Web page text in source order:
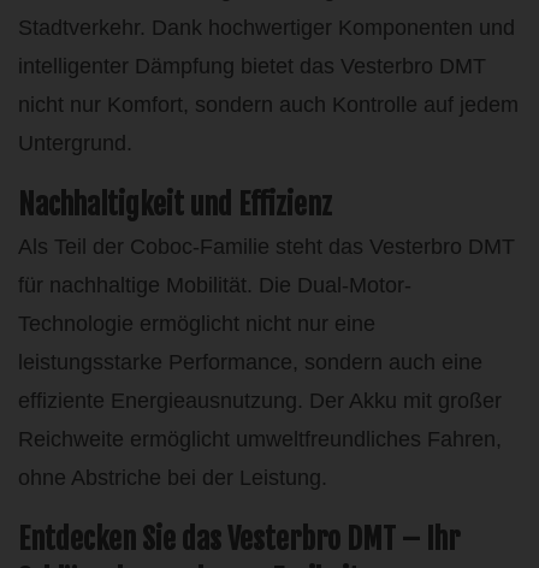
Stadtverkehr. Dank hochwertiger Komponenten und
intelligenter Dämpfung bietet das Vesterbro DMT
nicht nur Komfort, sondern auch Kontrolle auf jedem
Untergrund.
Nachhaltigkeit und Effizienz
Als Teil der Coboc-Familie steht das Vesterbro DMT
für nachhaltige Mobilität. Die Dual-Motor-
Technologie ermöglicht nicht nur eine
leistungsstarke Performance, sondern auch eine
effiziente Energieausnutzung. Der Akku mit großer
Reichweite ermöglicht umweltfreundliches Fahren,
ohne Abstriche bei der Leistung.
Entdecken Sie das Vesterbro DMT – Ihr